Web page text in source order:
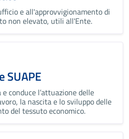
e all'approvvigionamento di
non elevato, utili all'Ente.
SUAPE
conduce l’attuazione delle
la nascita e lo sviluppo delle
del tessuto economico.